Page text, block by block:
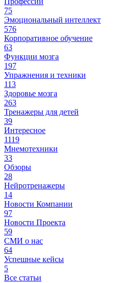
75
Эмоциональный интеллект
576
Корпоративное обучение
63
Функции мозга
197
Упражнения и техники
113
Здоровье мозга
263
Тренажеры для детей
39
Интересное
1119
Мнемотехники
33
Обзоры
28
Нейротренажеры
14
Новости Компании
97
Новости Проекта
59
СМИ о нас
64
Успешные кейсы
5
Все статьи